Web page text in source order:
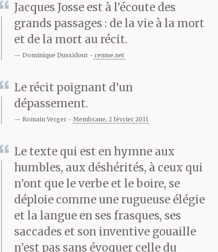
histoires en réserve.
Quand il se lance, quand
il égrène, distille,
difficile de
l’interrompre. Il ne
désaltérer et pour
s’éponger le front.
Assis près de lui, un
autre, un du genre
Jacques Josse est à l’écoute des
grands passages : de la vie à la mort
et de la mort au récit.
Dominique Dussidour remue.net
Le récit poignant d’un
dépassement.
Romain Verger Membrane, 2 février 2011
Le texte qui est en hymne aux
humbles, aux déshérités, à ceux qui
n’ont que le verbe et le boire, se
déploie comme une rugueuse élégie
et la langue en ses frasques, ses
saccades et son inventive gouaille
n’est pas sans évoquer celle du